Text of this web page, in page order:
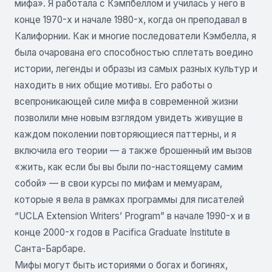
мифа». Я работала с Кэмпбеллом и училась у него в
конце 1970-х и начале 1980-х, когда он преподавал в
Калифорнии. Как и многие последователи Кэмбелла, я
была очарована его способностью сплетать воедино
истории, легенды и образы из самых разных культур и
находить в них общие мотивы. Его работы о
всепроникающей силе мифа в современной жизни
позволили мне новым взглядом увидеть живущие в
каждом поколении повторяющиеся паттерны, и я
включила его теории — а также брошенный им вызов
«жить, как если бы вы были по-настоящему самим
собой» — в свои курсы по мифам и мемуарам,
которые я вела в рамках программы для писателей
“UCLA Extension Writers’ Program” в начале 1990-х и в
конце 2000-х годов в Pacifica Graduate Institute в
Санта-Барбаре.
Мифы могут быть историями о богах и богинях,